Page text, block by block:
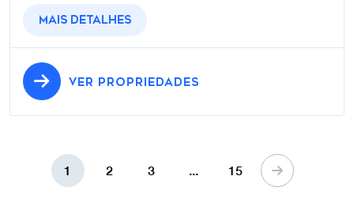
Mais detalhes
VER PROPRIEDADES
1 2 3 ... 15